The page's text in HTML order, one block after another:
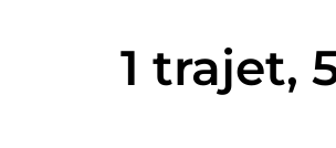
1 trajet,